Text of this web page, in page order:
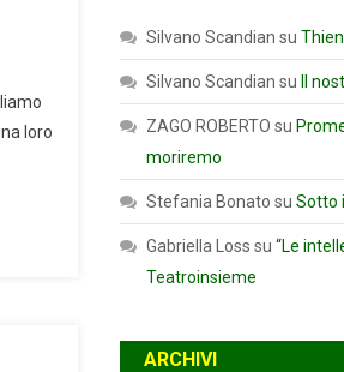
loro
Silvano Scandian su
Silvano Scandian su Il
ZAGO ROBERTO su
moriremo
Stefania Bonato suSotto
Gabriella Loss su“Le
Teatroinsieme
ARCHIVI